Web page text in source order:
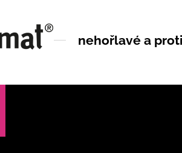
nehořlavé a